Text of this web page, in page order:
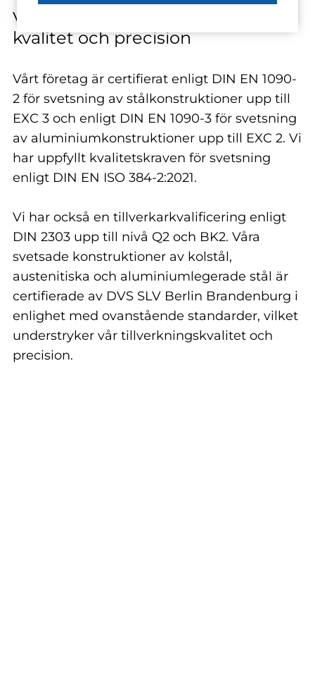
Våra certifikat - garanterad
kvalitet och precision
Vårt företag är certifierat enligt DIN EN 1090-
2 för svetsning av stålkonstruktioner upp till
EXC 3 och enligt DIN EN 1090-3 för svetsning
av aluminiumkonstruktioner upp till EXC 2. Vi
har uppfyllt kvalitetskraven för svetsning
enligt DIN EN ISO 384-2:2021.
Vi har också en tillverkarkvalificering enligt
DIN 2303 upp till nivå Q2 och BK2. Våra
svetsade konstruktioner av kolstål,
austenitiska och aluminiumlegerade stål är
certifierade av DVS SLV Berlin Brandenburg i
enlighet med ovanstående standarder, vilket
understryker vår tillverkningskvalitet och
precision.